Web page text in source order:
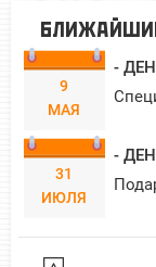
9
МАЯ
-
31
ИЮЛЯ
-